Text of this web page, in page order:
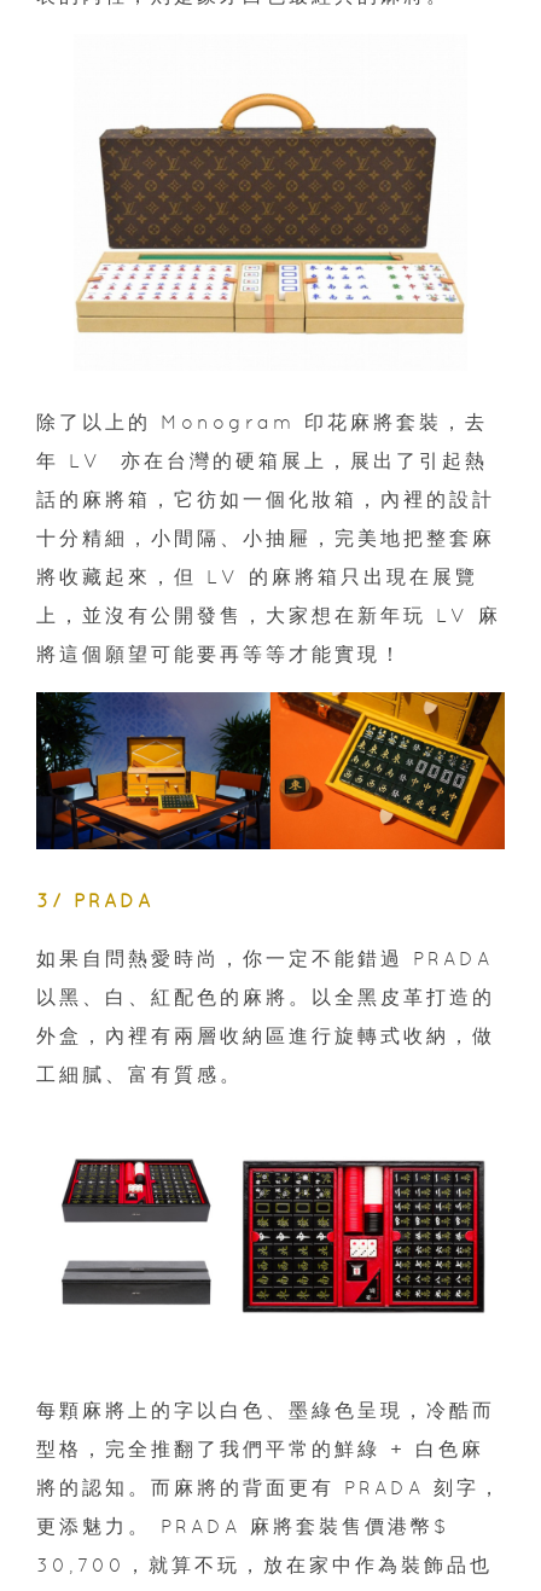
除了以上的 Monogram 印花麻將套裝，去
年 LV 亦在台灣的硬箱展上，展出了引起熱
話的麻將箱，它彷如一個化妝箱，內裡的設計
十分精細，小間隔、小抽屜，完美地把整套麻
將收藏起來，但 LV 的麻將箱只出現在展覽
上，並沒有公開發售，大家想在新年玩 LV 麻
將這個願望可能要再等等才能實現！
3/ PRADA
如果自問熱愛時尚，你一定不能錯過 PRADA
以黑、白、紅配色的麻將。以全黑皮革打造的
外盒，內裡有兩層收納區進行旋轉式收納，做
工細膩、富有質感。
每顆麻將上的字以白色、墨綠色呈現，冷酷而
型格，完全推翻了我們平常的鮮綠 + 白色麻
將的認知。而麻將的背面更有 PRADA 刻字，
更添魅力。 PRADA 麻將套裝售價港幣$
30,700，就算不玩，放在家中作為裝飾品也